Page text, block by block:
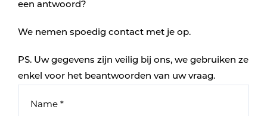
een antwoord?
We nemen spoedig contact met je op.
PS. Uw gegevens zijn veilig bij ons, we gebruiken ze
enkel voor het beantwoorden van uw vraag.